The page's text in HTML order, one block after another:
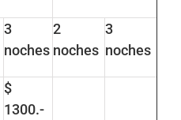
3
noches
2
noches
3
noches
$
1300.-